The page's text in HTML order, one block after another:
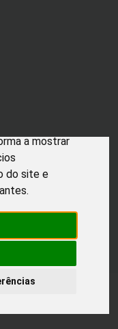
de
a mostrar
do site e
os direitos